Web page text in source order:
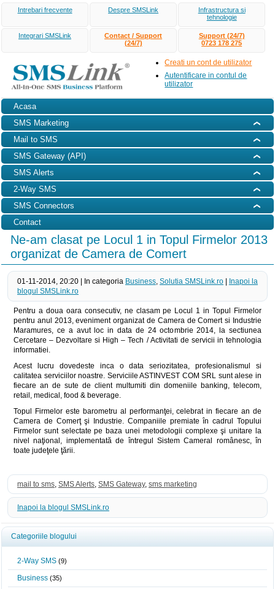
Intrebari frecvente Despre SMSLink
Infrastructura si
tehnologie
Integrari SMSLink
Contact / Support
(24/7)
Support (24/7)
0723 178 275
Creati un cont de utilizator
Autentificare in contul de
utilizator
Acasa
SMS Marketing
Mail to SMS
SMS Gateway (API)
SMS Alerts
2-Way SMS
SMS Connectors
Contact
Ne-am clasat pe Locul 1 in Topul Firmelor 2013
organizat de Camera de Comert
01-11-2014, 20:20 | In categoria Business, Solutia SMSLink.ro
Inapoi la
blogul SMSLink.ro
Pentru a doua oara consecutiv, ne clasam pe Locul 1 in Topul Firmelor
pentru anul 2013, eveniment organizat de Camera de Comert si Industrie
Maramures, ce a avut loc in data de 24 octombrie 2014, la sectiunea
Cercetare – Dezvoltare si High – Tech / Activitati de servicii in tehnologia
informatiei.
Acest lucru dovedeste inca o data seriozitatea, profesionalismul si
calitatea serviciilor noastre. Serviciile ASTINVEST COM SRL sunt alese in
fiecare an de sute de client multumiti din domeniile banking, telecom,
retail, medical, food & beverage.
Topul Firmelor este barometru al performanţei, celebrat in fiecare an de
Camera de Comerţ şi Industrie. Companiile premiate în cadrul Topului
Firmelor sunt selectate pe baza unei metodologii complexe şi unitare la
nivel naţional, implementată de întregul Sistem Cameral românesc, în
toate judeţele ţării.
mail to sms, SMS Alerts, SMS Gateway, sms marketing
Inapoi la blogul SMSLink.ro
Categoriile blogului
2-Way SMS (9)
Business (35)